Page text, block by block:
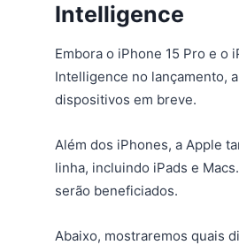
Intelligence
Embora o iPhone 15 Pro e o
Intelligence no lançamento,
dispositivos em breve.
Além dos iPhones, a Apple
linha, incluindo iPads e
serão beneficiados.
Abaixo, mostraremos quais